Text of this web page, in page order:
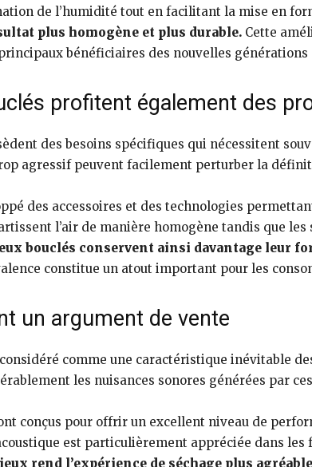
de l’humidité tout en facilitant la mise en
plus homogène et plus durable. Cette
bénéficiaires des nouvelles générations
profitent également des
des besoins spécifiques qui nécessitent
agressif peuvent facilement perturber la
des accessoires et des technologies
l’air de manière homogène tandis que
bouclés conservent ainsi davantage leur
constitue un atout important pour les
un argument de vente
comme une caractéristique inévitable
les nuisances sonores générées par
conçus pour offrir un excellent niveau de
est particulièrement appréciée dans les
rend l’expérience de séchage plus